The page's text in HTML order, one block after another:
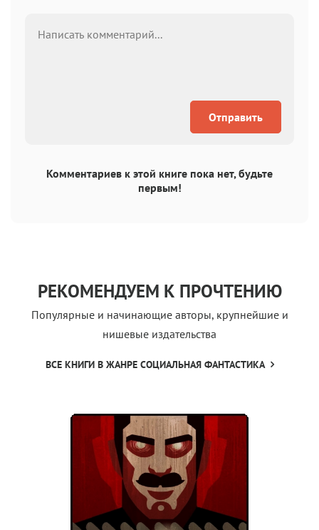
Отправить
Комментариев к этой книге пока нет, будьте
первым!
РЕКОМЕНДУЕМ К ПРОЧТЕНИЮ
Популярные и начинающие авторы, крупнейшие и
нишевые издательства
ВСЕ КНИГИ В ЖАНРЕ СОЦИАЛЬНАЯ ФАНТАСТИКА